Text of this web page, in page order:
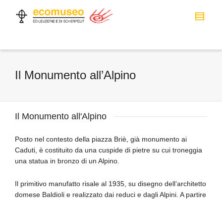
Il Monumento all’Alpino
Il Monumento all'Alpino
Posto nel contesto della piazza Briè, già monumento ai
Caduti, è costituito da una cuspide di pietre su cui troneggia
una statua in bronzo di un Alpino.
Il primitivo manufatto risale al 1935, su disegno dell’architetto
domese Baldioli e realizzato dai reduci e dagli Alpini. A partire